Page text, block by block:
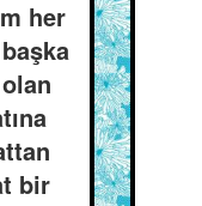
her
bir